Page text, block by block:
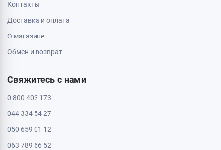
Контакты
Доставка и оплата
О магазине
Обмен и возврат
Свяжитесь с нами
0 800 403 173
044 334 54 27
050 659 01 12
063 789 66 52